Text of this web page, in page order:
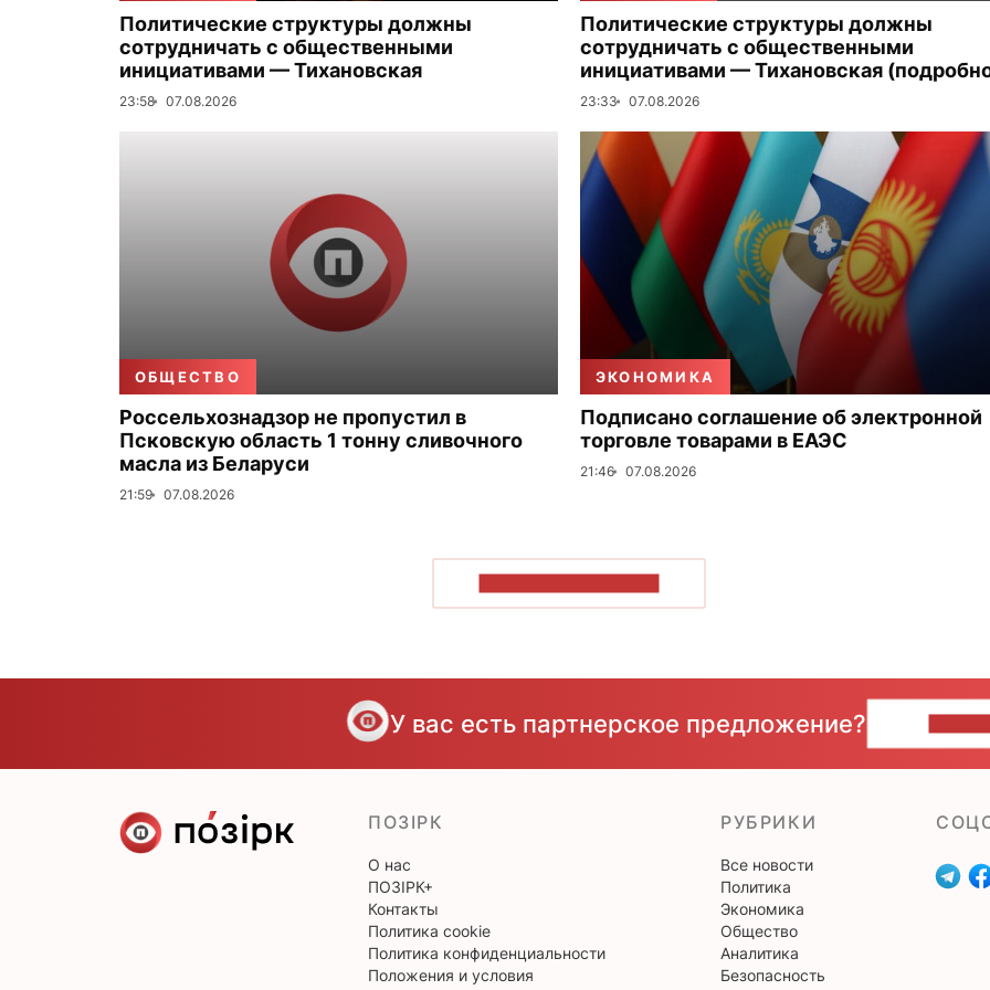
Политические структуры должны
сотрудничать с общественными
инициативами — Тихановская
23:58 07.08.2026
Политические структуры должны
сотрудничать с общественными
инициативами — Тихановская
23:33 07.08.2026
ОБЩЕСТВО
Россельхознадзор не пропустил в
Псковскую область 1 тонну сливочного
масла из Беларуси
21:59 07.08.2026
ЭКОНОМИКА
Подписано соглашение об электронной
торговле товарами в ЕАЭС
21:46 07.08.2026
У вас есть партнерское предложение?
ПОЗІРК
О нас
ПОЗІРК+
Контакты
Политика cookie
Политика конфиденциальности
Положения и условия
РУБРИКИ
Все новости
Политика
Экономика
Общество
Аналитика
Безопасность